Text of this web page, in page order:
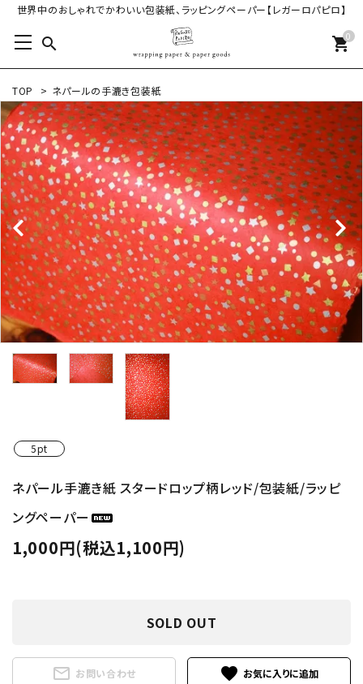
世界中のおしゃれでかわいい包装紙、ラッピングペーパー【レガーロパピロ】
search 0
shopping_cart
TOP > ネパールの手漉き包装紙
5pt
ネパール手漉き紙 スタードロップ柄レッド/包装紙/ラッピ
ングペーパー
1,000円(税込1,100円)
SOLD OUT
mail_outline お問い合わせ favorite